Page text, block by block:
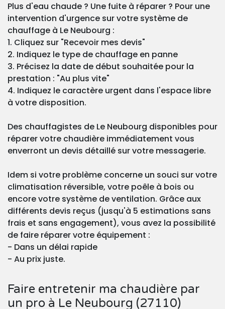
Plus d'eau chaude ? Une fuite à réparer ? Pour une
intervention d'urgence sur votre système de
chauffage à Le Neubourg :
1. Cliquez sur "Recevoir mes devis"
2. Indiquez le type de chauffage en panne
3. Précisez la date de début souhaitée pour la
prestation : "Au plus vite"
4. Indiquez le caractère urgent dans l'espace libre
à votre disposition.
Des chauffagistes de Le Neubourg disponibles pour
réparer votre chaudière immédiatement vous
enverront un devis détaillé sur votre messagerie.
Idem si votre problème concerne un souci sur votre
climatisation réversible, votre poêle à bois ou
encore votre système de ventilation. Grâce aux
différents devis reçus (jusqu'à 5 estimations sans
frais et sans engagement), vous avez la possibilité
de faire réparer votre équipement :
- Dans un délai rapide
- Au prix juste.
Faire entretenir ma chaudière par
un pro à Le Neubourg (27110)